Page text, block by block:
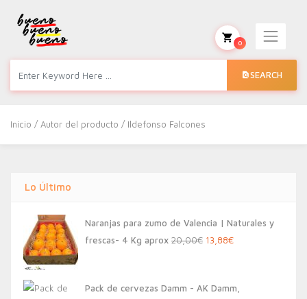
SEARCH
0
Inicio / Autor del producto / Ildefonso Falcones
Lo Último
Naranjas para zumo de Valencia | Naturales y
frescas- 4 Kg aprox 20,00€ El
era:
13,88€El
es:
Pack de cervezas Damm - AK Damm,